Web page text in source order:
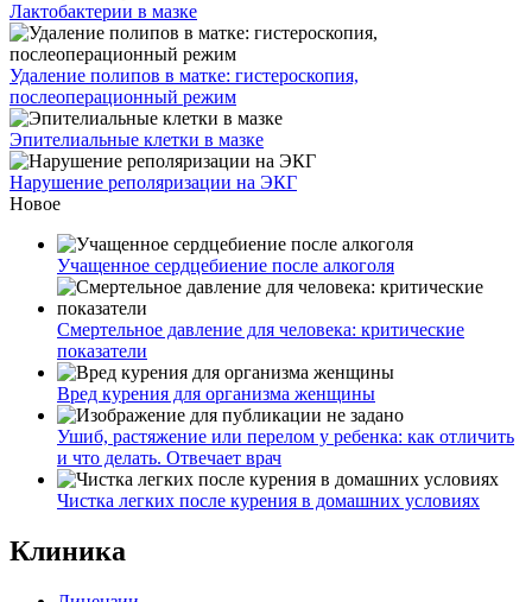
Лактобактерии в мазке
Удаление полипов в матке: гистероскопия,
послеоперационный режим
Эпителиальные клетки в мазке
Нарушение реполяризации на ЭКГ
Новое
Учащенное сердцебиение после алкоголя
Смертельное давление для человека: критические
показатели
Вред курения для организма женщины
Ушиб, растяжение или перелом у ребенка: как отличить
и что делать. Отвечает врач
Чистка легких после курения в домашних условиях
Клиника